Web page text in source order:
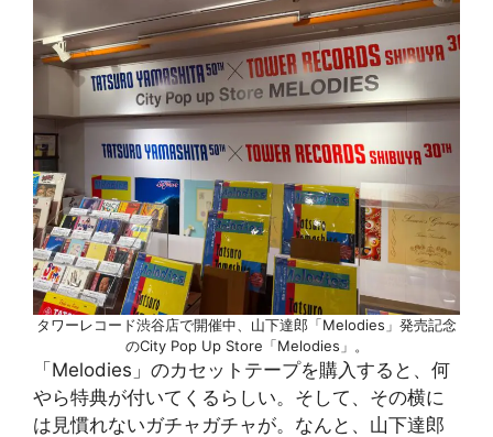
タワーレコード渋谷店で開催中、山下達郎「Melodies」発売記念
のCity Pop Up Store「Melodies」。
「Melodies」のカセットテープを購入すると、何
やら特典が付いてくるらしい。そして、その横に
は見慣れないガチャガチャが。なんと、山下達郎